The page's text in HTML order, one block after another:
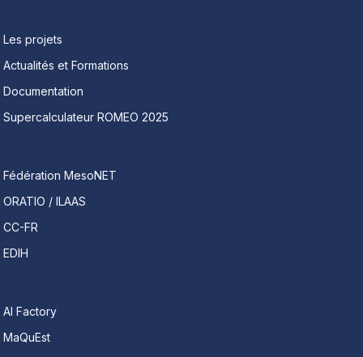
Les projets
Actualités et Formations
Documentation
Supercalculateur ROMEO 2025
Fédération MesoNET
ORATIO / ILAAS
CC-FR
EDIH
AI Factory
MaQuEst